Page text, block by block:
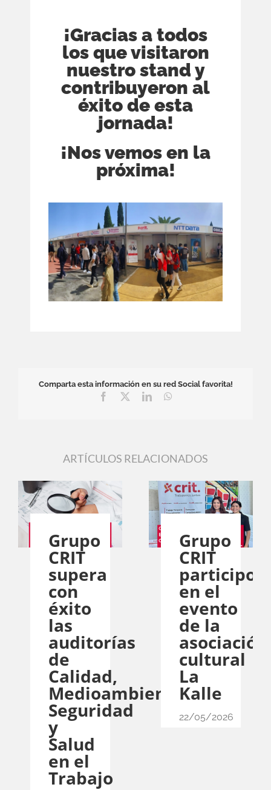
¡Gracias a todos
los que visitaron
nuestro stand y
contribuyeron al
éxito de esta
jornada!
¡Nos vemos en la
próxima!
Comparta esta información en su red Social favorita!
Facebook LinkedIn
ARTÍCULOS RELACIONADOS
Grupo
CRIT
supera
con
éxito
las
auditorías
de
Calidad,
Medioambiente,
Seguridad
y
Salud
en el
Trabajo
Grupo
CRIT
participo
en el
evento
de la
asociación
cultural
La
Kalle
22/05/2026